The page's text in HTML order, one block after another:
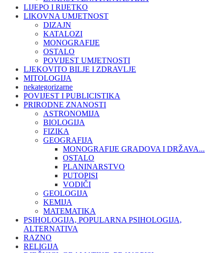
LIJEPO I RIJETKO
LIKOVNA UMJETNOST
DIZAJN
KATALOZI
MONOGRAFIJE
OSTALO
POVIJEST UMJETNOSTI
LJEKOVITO BILJE I ZDRAVLJE
MITOLOGIJA
nekategorizarne
POVIJEST I PUBLICISTIKA
PRIRODNE ZNANOSTI
ASTRONOMIJA
BIOLOGIJA
FIZIKA
GEOGRAFIJA
MONOGRAFIJE GRADOVA I DRŽAVA...
OSTALO
PLANINARSTVO
PUTOPISI
VODIČI
GEOLOGIJA
KEMIJA
MATEMATIKA
PSIHOLOGIJA, POPULARNA PSIHOLOGIJA,
ALTERNATIVA
RAZNO
RELIGIJA